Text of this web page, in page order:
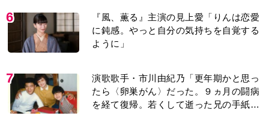
6
『風、薫る』主演の見上愛「りんは恋愛
に鈍感。やっと自分の気持ちを自覚する
ように」
7
演歌歌手・市川由紀乃「更年期かと思っ
たら〈卵巣がん〉だった。９ヵ月の闘病
を経て復帰。若くして逝った兄の手紙を